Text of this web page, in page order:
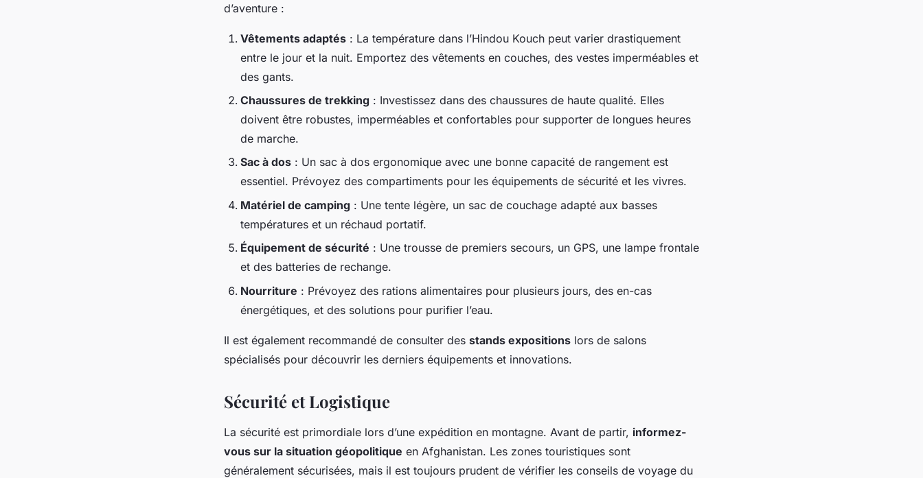
d’aventure :
Vêtements adaptés : La température dans l’Hindou Kouch peut varier drastiquement
entre le jour et la nuit. Emportez des vêtements en couches, des vestes imperméables et
des gants.
Chaussures de trekking : Investissez dans des chaussures de haute qualité. Elles
doivent être robustes, imperméables et confortables pour supporter de longues heures
de marche.
Sac à dos : Un sac à dos ergonomique avec une bonne capacité de rangement est
essentiel. Prévoyez des compartiments pour les équipements de sécurité et les vivres.
Matériel de camping : Une tente légère, un sac de couchage adapté aux basses
températures et un réchaud portatif.
Équipement de sécurité : Une trousse de premiers secours, un GPS, une lampe frontale
et des batteries de rechange.
Nourriture : Prévoyez des rations alimentaires pour plusieurs jours, des en-cas
énergétiques, et des solutions pour purifier l’eau.
Il est également recommandé de consulter des stands expositions lors de salons
spécialisés pour découvrir les derniers équipements et innovations.
Sécurité et Logistique
La sécurité est primordiale lors d’une expédition en montagne. Avant de partir, informez-
vous sur la situation géopolitique en Afghanistan. Les zones touristiques sont
généralement sécurisées, mais il est toujours prudent de vérifier les conseils de voyage du